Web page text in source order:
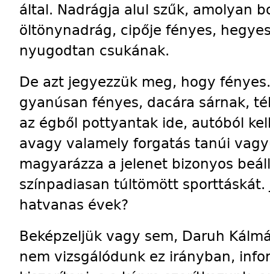
által. Nadrágja alul szűk, amolyan
öltönynadrág, cipője fényes,
nyugodtan csukának.
De azt jegyezzük meg, hogy
gyanúsan fényes, dacára sárnak,
az égből pottyantak ide, autóból
avagy valamely forgatás tanúi
magyarázza a jelenet bizonyos
színpadiasan túltömött
hatvanas évek?
Beképzeljük vagy sem, Daruh
nem vizsgálódunk ez irányban,